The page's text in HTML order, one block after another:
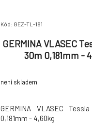
Kód: GEZ-TL-181
GERMINA VLASEC
30m 0,181mm -
není skladem
GERMINA VLASEC
0,181mm - 4,60kg